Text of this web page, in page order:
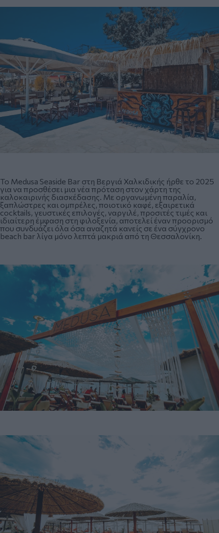
Το Medusa Seaside Bar στη Βεργιά Χαλκιδικής ήρθε το 2025
για να προσθέσει μια νέα πρόταση στον χάρτη της
καλοκαιρινής διασκέδασης. Με οργανωμένη παραλία,
ξαπλώστρες και ομπρέλες, ποιοτικό καφέ, εξαιρετικά
cocktails, γευστικές επιλογές, ναργιλέ, προσιτές τιμές και
ιδιαίτερη έμφαση στη φιλοξενία, αποτελεί έναν προορισμό
που συνδυάζει όλα όσα αναζητά κανείς σε ένα σύγχρονο
beach bar λίγα μόνο λεπτά μακριά από τη Θεσσαλονίκη.